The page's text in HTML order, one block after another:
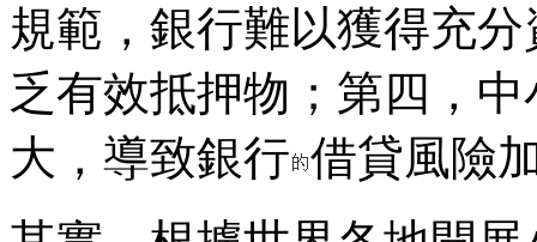
規範，銀行難以獲得充
乏有效抵押物；第四，
大，導致銀行 借貸風險